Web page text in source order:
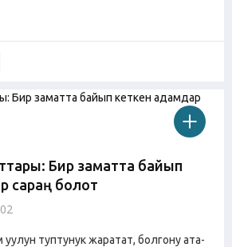
Бир заматта байып
сараң болот
туптунук жаратат, болгону ата-